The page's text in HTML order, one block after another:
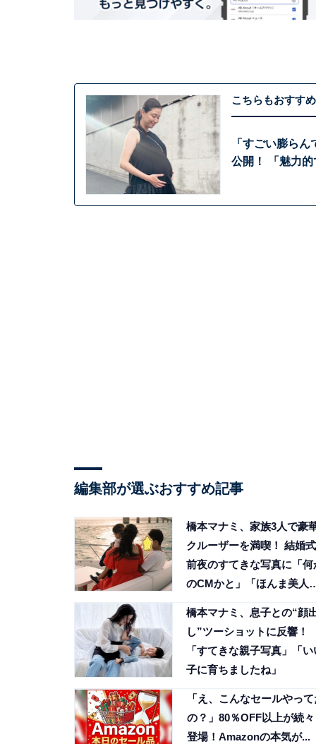
こちらもおすすめ
「すごい膨ら
公開！ 「魅力的
編集部が選ぶおすすめ記事
橋本マナミ、家族3人で豪
クルーザーを満喫！ 結婚式
前夜のすてきな写真に「何
のCMかと」「ほんま美人
橋本マナミ、息子との“顔
し”ツーショットに反響！
「すてきな親子写真」「い
子に育ちましたね」
「え、こんなセールやって
の？」80％OFF以上が続々
登場！Amazonの本気が...